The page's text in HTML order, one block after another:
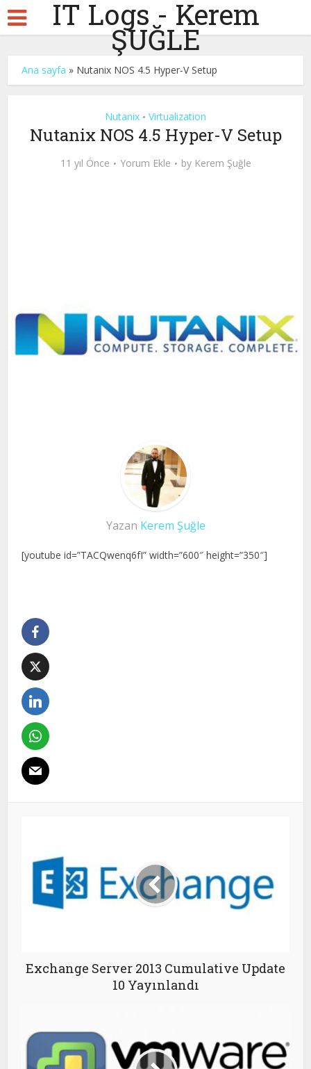
IT Logs - Kerem
ŞUĞLE
Ana sayfa » Nutanix NOS 4.5 Hyper-V Setup
Nutanix • Virtualization
Nutanix NOS 4.5 Hyper-V Setup
11 yıl Önce Yorum Ekle by Kerem Şuğle
Yazan Kerem Şuğle
[youtube id=”TACQwenq6fI” width=”600″ height=”350″]
Exchange Server 2013 Cumulative Update
10 Yayınlandı